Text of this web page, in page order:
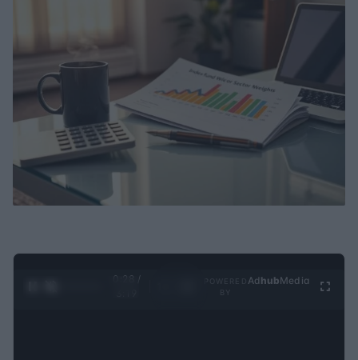
0:29 /
Ad hubMedia